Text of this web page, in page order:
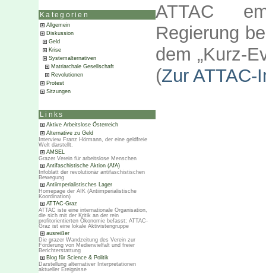
Kategorien
Allgemein
Diskussion
Geld
Krise
Systemalternativen
Matriarchale Gesellschaft
Revolutionen
Protest
Sitzungen
Links
Aktive Arbeitslose Österreich
Alternative zu Geld
Interview Franz Hörmann, der eine geldfreie
Welt darstellt.
AMSEL
Grazer Verein für arbeitslose Menschen
Antifaschistische Aktion (AfA)
Infoblatt der revolutionär antifaschistischen
Bewegung
Antiimperialistisches Lager
Homepage der AIK (Antiimperialistische
Koordination)
ATTAC-Graz
ATTAC iste eine internationale Organisation,
die sich mit der Kritik an der rein
profitorientierten Ökonomie befasst; ATTAC-
Graz ist eine lokale Aktivistengruppe
ausreißer
Die grazer Wandzeitung des Verein zur
Förderung von Medienvielfalt und freier
Berichterstattung
Blog für Science & Politik
Darstellung alternativer Interpretationen
aktueller Ereignisse
ATTAC
Regierung
dem „Kurz-
(Zur ATTAC-